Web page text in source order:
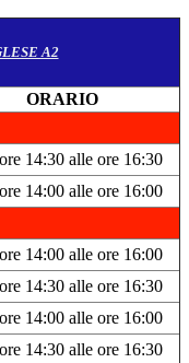
A2
ORARIO
14:30 alle ore 16:30
14:00 alle ore 16:00
14:00 alle ore 16:00
14:30 alle ore 16:30
14:00 alle ore 16:00
14:30 alle ore 16:30